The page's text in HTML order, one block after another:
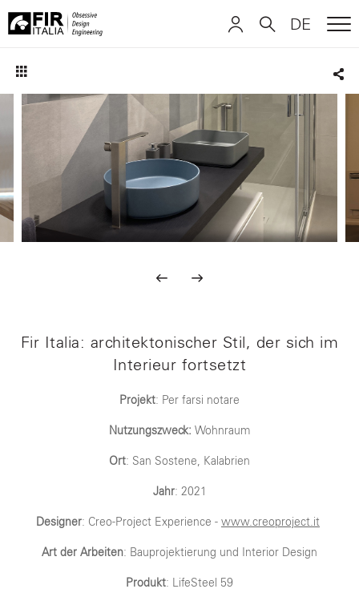
Italia
DE
Fir Italia: architektonischer Stil, der sich im
Interieur fortsetzt
Projekt: Per farsi notare
Nutzungszweck: Wohnraum
Ort: San Sostene, Kalabrien
Jahr: 2021
Designer: Creo-Project Experience - www.creoproject.it
Art der Arbeiten: Bauprojektierung und Interior Design
Produkt: LifeSteel 59
ENGLISH
DEUTSCH
ENGLISH
DEUTSCH